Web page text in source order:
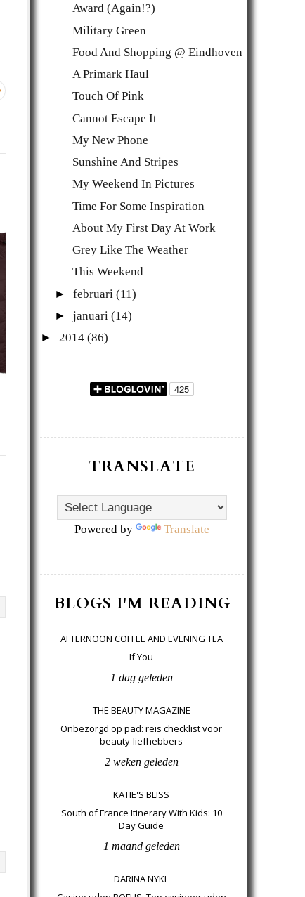
Award (Again!?)
Military Green
Food And Shopping @ Eindhoven
A Primark Haul
Touch Of Pink
Cannot Escape It
My New Phone
Sunshine And Stripes
My Weekend In Pictures
Time For Some Inspiration
About My First Day At Work
Grey Like The Weather
This Weekend
►februari (11)
►januari (14)
► 2014 (86)
TRANSLATE
Powered by Translate
BLOGS I'M READING
AFTERNOON COFFEE AND EVENING TEA
If You
1 dag geleden
THE BEAUTY MAGAZINE
Onbezorgd op pad: reis checklist voor
beauty-liefhebbers
2 weken geleden
KATIE'S BLISS
South of France Itinerary With Kids: 10
Day Guide
1 maand geleden
DARINA NYKL